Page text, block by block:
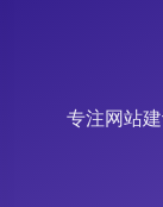
专注网站